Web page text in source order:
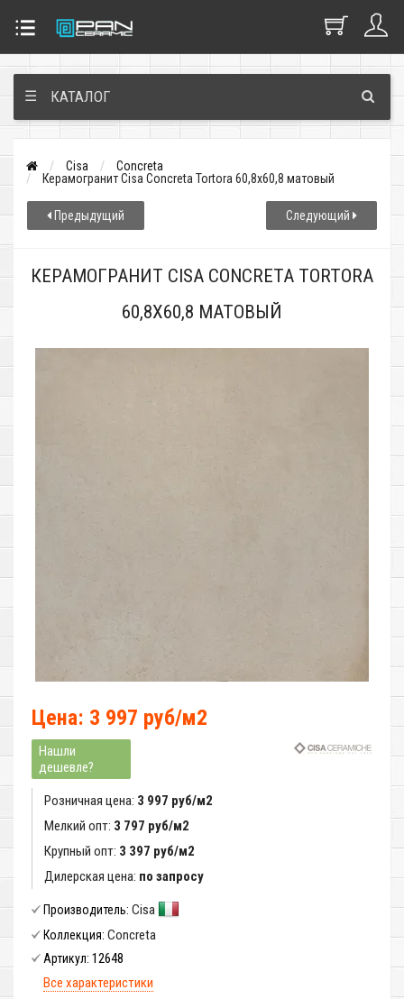
☰ КАТАЛОГ
Cisa
Concreta
Керамогранит Cisa Concreta Tortora 60,8x60,8 матовый
Предыдущий Следующий
КЕРАМОГРАНИТ CISA CONCRETA TORTORA
60,8X60,8 МАТОВЫЙ
Цена: 3 997 руб/м2
Нашли
дешевле?
Розничная цена: 3 997 руб/м2
Мелкий опт: 3 797 руб/м2
Крупный опт: 3 397 руб/м2
Дилерская цена: по запросу
Производитель: Cisa
Коллекция: Concreta
Артикул: 12648
Все характеристики